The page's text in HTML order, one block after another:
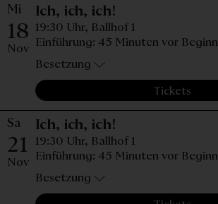
Mi
18
Nov
Ich, ich, ich!
19:30 Uhr, Ballhof 1
Einführung: 45 Minuten vor Beginn
Besetzung
Tickets
Sa
21
Nov
Ich, ich, ich!
19:30 Uhr, Ballhof 1
Einführung: 45 Minuten vor Beginn
Besetzung